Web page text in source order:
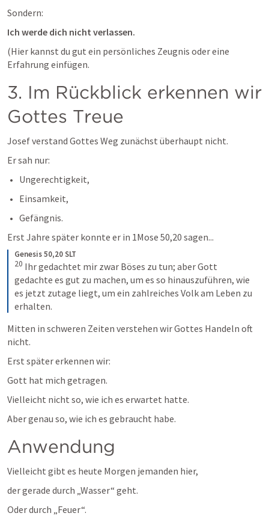
Sondern:
Ich werde dich nicht verlassen.
(Hier kannst du gut ein persönliches Zeugnis oder eine
Erfahrung einfügen.
3. Im Rückblick erkennen wir
Gottes Treue
Josef verstand Gottes Weg zunächst überhaupt nicht.
Er sah nur:
Ungerechtigkeit,
Einsamkeit,
Gefängnis.
Erst Jahre später konnte er in 1Mose 50,20 sagen...
Genesis 50,20 SLT
20 Ihr gedachtet mir zwar Böses zu tun; aber Gott
gedachte es gut zu machen, um es so hinauszuführen, wie
es jetzt zutage liegt, um ein zahlreiches Volk am Leben zu
erhalten.
Mitten in schweren Zeiten verstehen wir Gottes Handeln oft
nicht.
Erst später erkennen wir:
Gott hat mich getragen.
Vielleicht nicht so, wie ich es erwartet hatte.
Aber genau so, wie ich es gebraucht habe.
Anwendung
Vielleicht gibt es heute Morgen jemanden hier,
der gerade durch „Wasser“ geht.
Oder durch „Feuer“.